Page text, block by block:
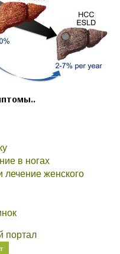
в ногах
лечение женского
портал